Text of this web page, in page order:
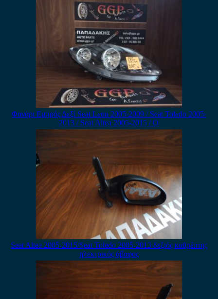
Φανάρι Εμπρός Δεξί Seat Leon 2005-2009 / Seat Toledo 2005-
2013 / Seat Altea 2005-2015 / Ο
Seat Altea 2005-2015/Seat Toledo 2005-2013 δεξιός καθρέπτης
ηλεκτρικός άβαφος